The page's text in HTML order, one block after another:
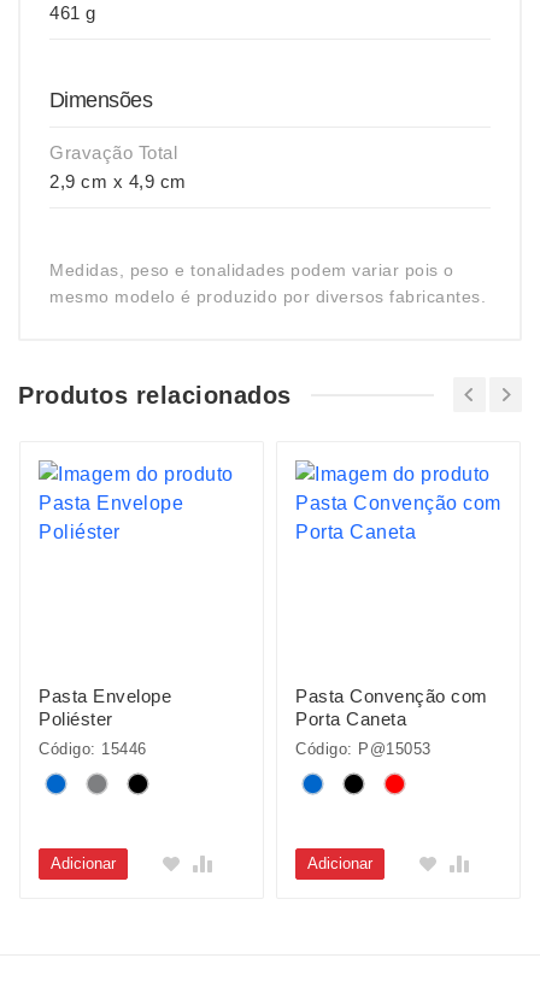
461 g
Dimensões
Gravação Total
2,9 cm x 4,9 cm
Medidas, peso e tonalidades podem variar pois o
mesmo modelo é produzido por diversos fabricantes.
Produtos relacionados
Pasta Envelope
Poliéster
Código: 15446
Adicionar
Pasta Convenção com
Porta Caneta
Código: P@15053
Adicionar